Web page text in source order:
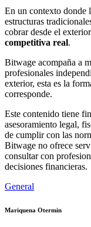
En un contexto donde
estructuras
cobrar desde el
competitiva real.
Bitwage acompaña a
profesionales
exterior, esta es la
corresponde.
Este contenido tiene
asesoramiento legal,
de cumplir con las
Bitwage no ofrece
consultar con
decisiones financieras.
General
Mariquena Otermin